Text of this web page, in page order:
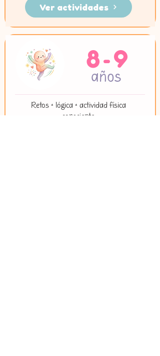
Ver actividades
8-9
años
Retos + lógica + actividad física
consciente